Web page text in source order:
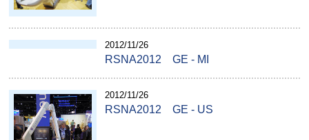
2012/11/26
RSNA2012 GE - MI
2012/11/26
RSNA2012 GE - US